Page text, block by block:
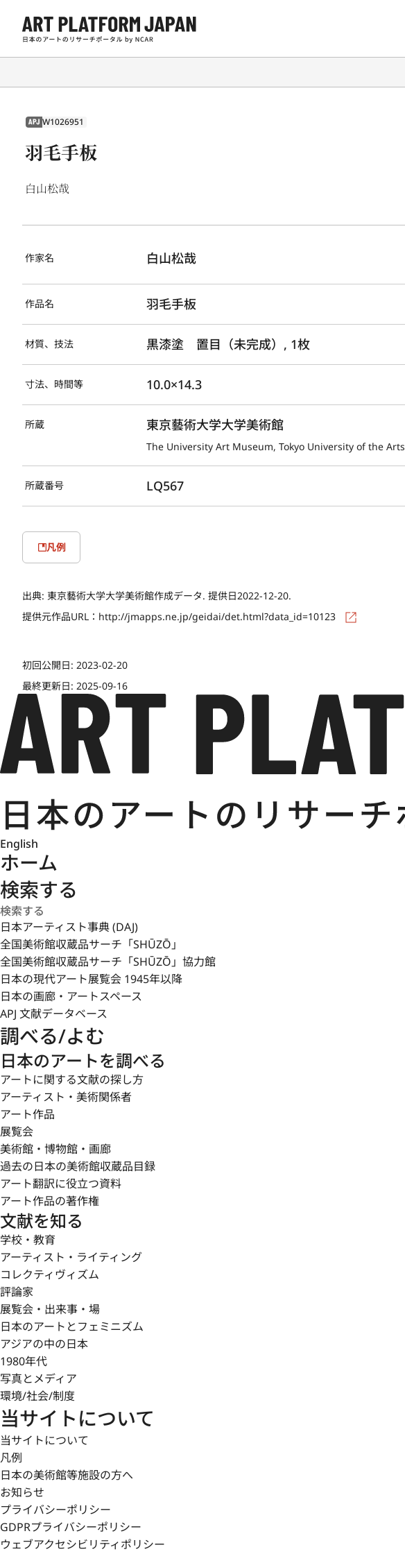
APJ W1026951
羽毛手板
白山松哉
作家名 白山松哉
作品名 羽毛手板
材質、技法 黒漆塗　置目（未完成）, 1枚
寸法、時間等 10.0×14.3
所蔵 東京藝術大学大学美術館
The University Art Museum, Tokyo University of the Arts
所蔵番号 LQ567
凡例
出典: 東京藝術大学大学美術館作成データ. 提供日2022-12-20.
提供元作品URL： http://jmapps.ne.jp/geidai/det.html?data_id=10123
初回公開日: 2023-02-20
最終更新日: 2025-09-16
English
ホーム
検索する
日本アーティスト事典 (DAJ)
全国美術館収蔵品サーチ「SHŪZŌ」
全国美術館収蔵品サーチ「SHŪZŌ」協力館
日本の現代アート展覧会 1945年以降
日本の画廊・アートスペース
APJ 文献データベース
調べる/よむ
日本のアートを調べる
アートに関する文献の探し方
アーティスト・美術関係者
アート作品
展覧会
美術館・博物館・画廊
過去の日本の美術館収蔵品目録
アート翻訳に役立つ資料
アート作品の著作権
文献を知る
学校・教育
アーティスト・ライティング
コレクティヴィズム
評論家
展覧会・出来事・場
日本のアートとフェミニズム
アジアの中の日本
1980年代
写真とメディア
環境/社会/制度
当サイトについて
当サイトについて
凡例
日本の美術館等施設の方へ
お知らせ
プライバシーポリシー
GDPRプライバシーポリシー
ウェブアクセシビリティポリシー